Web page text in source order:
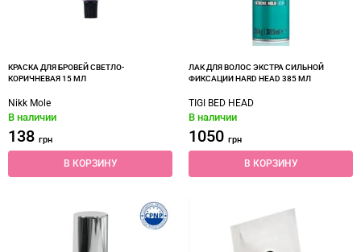
КРАСКА ДЛЯ БРОВЕЙ СВЕТЛО-
КОРИЧНЕВАЯ 15 МЛ
Nikk Mole
В наличии
138 грн
В КОРЗИНУ
ЛАК ДЛЯ ВОЛОС ЭКСТРА СИЛЬНОЙ
ФИКСАЦИИ HARD HEAD 385 МЛ
TIGI BED HEAD
В наличии
1050 грн
В КОРЗИНУ